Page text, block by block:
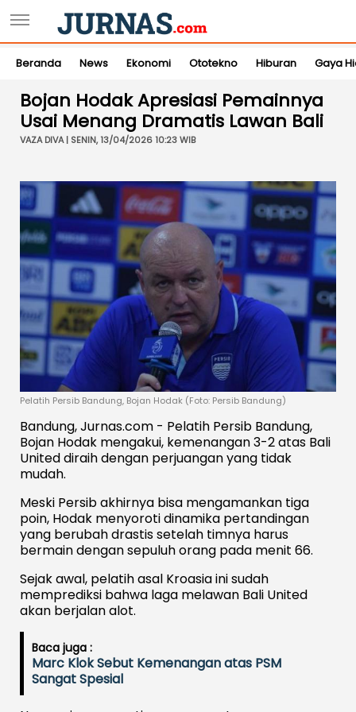
Beranda News Ekonomi Ototekno Hiburan Gaya
Bojan Hodak Apresiasi Pemainnya
Usai Menang Dramatis Lawan Bali
VAZA DIVA | SENIN, 13/04/2026 10:23 WIB
Pelatih Persib Bandung, Bojan Hodak (Foto: Persib Bandung)
Bandung, Jurnas.com - Pelatih Persib Bandung,
Bojan Hodak mengakui, kemenangan 3-2 atas Bali
United diraih dengan perjuangan yang tidak
mudah.
Meski Persib akhirnya bisa mengamankan tiga
poin, Hodak menyoroti dinamika pertandingan
yang berubah drastis setelah timnya harus
bermain dengan sepuluh orang pada menit 66.
Sejak awal, pelatih asal Kroasia ini sudah
memprediksi bahwa laga melawan Bali United
akan berjalan alot.
Baca juga :
Marc Klok Sebut Kemenangan atas PSM
Sangat Spesial